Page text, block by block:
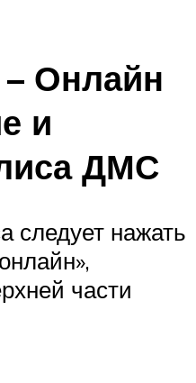
Онлайн
и
ДМС
следует нажать
части